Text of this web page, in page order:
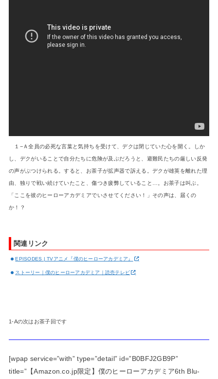
１−Ａ全員の必死な言葉と気持ちを受けて、デクは閉じていた心を開く。しか
し、デクがいることで自分たちに危険が及ぶだろうと、避難民たちの厳しい反発
の声がぶつけられる。すると、お茶子が拡声器で訴える。デクが雄英を離れた理
由、独りで戦い続けていたこと、傷つき疲弊していること…。お茶子は叫ぶ。
「ここを彼のヒーローアカデミアでいさせてください！」その声は、届くの
か！？
関連リンク
EPISODES | TVアニメ『僕のヒーローアカデミア』
ストーリー｜僕のヒーローアカデミア｜読売テレビ
1-Aの次はお茶子回です
[wpap service=”with” type=”detail” id=”B0BFJ2GB9P”
title=”【Amazon.co.jp限定】僕のヒーローアカデミア6th Blu-